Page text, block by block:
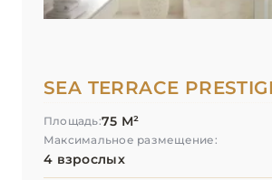
SEA TERRACE
Площадь:75 М²
Максимальное размещение:
4 взрослых